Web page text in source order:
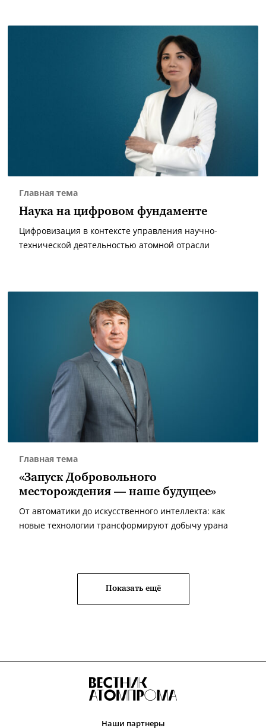
Главная тема
Наука на цифровом фундаменте
Цифровизация в контексте управления научно-
технической деятельностью атомной отрасли
Главная тема
«Запуск Добровольного
месторождения — наше будущее»
От автоматики до искусственного интеллекта: как
новые технологии трансформируют добычу урана
Показать ещё
Наши партнеры